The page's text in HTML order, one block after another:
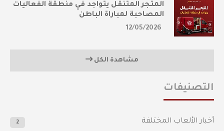
المتجر المتنقل يتواجد في منطقة الفعاليات
المصاحبة لمباراة الباطن
12/05/2026
مشاهدة الكل
التصنيفات
أخبار الألعاب المختلفة 2